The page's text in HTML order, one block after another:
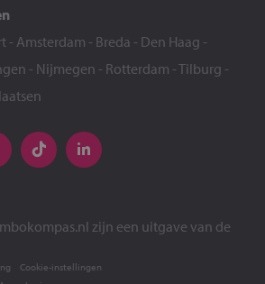
- Amsterdam - Breda - Den Haag -
- Nijmegen - Rotterdam -Tilburg -
mbokompas.nl zijn een uitgave van de
Cookie-instellingen